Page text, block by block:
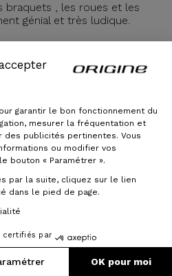
garantir le bon fonctionnement du
mesurer la fréquentation et
publicités pertinentes. Vous
ou modifier vos
bouton « Paramétrer ».
par la suite, cliquez sur le lien
dans le pied de page.
certifiés par
OK pour moi
braquets , les roues et les
génial et très ludique.